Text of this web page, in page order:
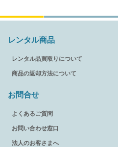
レンタル商品
レンタル品買取りについて
商品の返却方法について
お問合せ
よくあるご質問
お問い合わせ窓口
法人のお客さまへ